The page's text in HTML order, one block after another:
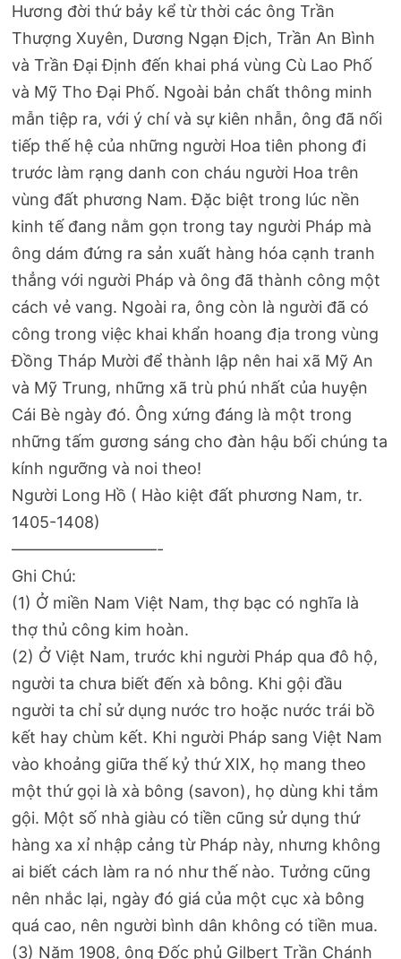
Hương đời thứ bảy kể từ thời các ông Trần
Thượng Xuyên, Dương Ngạn Địch, Trần An Bình
và Trần Đại Định đến khai phá vùng Cù Lao Phố
và Mỹ Tho Đại Phố. Ngoài bản chất thông minh
mẫn tiệp ra, với ý chí và sự kiên nhẫn, ông đã nối
tiếp thế hệ của những người Hoa tiên phong đi
trước làm rạng danh con cháu người Hoa trên
vùng đất phương Nam. Đặc biệt trong lúc nền
kinh tế đang nằm gọn trong tay người Pháp mà
ông dám đứng ra sản xuất hàng hóa cạnh tranh
thẳng với người Pháp và ông đã thành công một
cách vẻ vang. Ngoài ra, ông còn là người đã có
công trong việc khai khẩn hoang địa trong vùng
Đồng Tháp Mười để thành lập nên hai xã Mỹ An
và Mỹ Trung, những xã trù phú nhất của huyện
Cái Bè ngày đó. Ông xứng đáng là một trong
những tấm gương sáng cho đàn hậu bối chúng ta
kính ngưỡng và noi theo!
Người Long Hồ ( Hào kiệt đất phương Nam, tr.
1405-1408)
—————————-
Ghi Chú:
(1) Ở miền Nam Việt Nam, thợ bạc có nghĩa là
thợ thủ công kim hoàn.
(2) Ở Việt Nam, trước khi người Pháp qua đô hộ,
người ta chưa biết đến xà bông. Khi gội đầu
người ta chỉ sử dụng nước tro hoặc nước trái bồ
kết hay chùm kết. Khi người Pháp sang Việt Nam
vào khoảng giữa thế kỷ thứ XIX, họ mang theo
một thứ gọi là xà bông (savon), họ dùng khi tắm
gội. Một số nhà giàu có tiền cũng sử dụng thứ
hàng xa xỉ nhập cảng từ Pháp này, nhưng không
ai biết cách làm ra nó như thế nào. Tưởng cũng
nên nhắc lại, ngày đó giá của một cục xà bông
quá cao, nên người bình dân không có tiền mua.
(3) Năm 1908, ông Đốc phủ Gilbert Trần Chánh